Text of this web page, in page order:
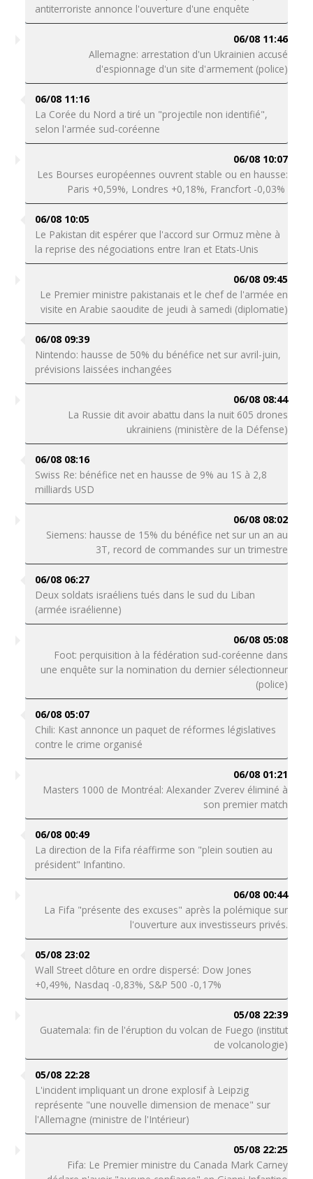
antiterroriste annonce l'ouverture d'une enquête
06/08 11:46
Allemagne: arrestation d'un Ukrainien accusé
d'espionnage d'un site d'armement (police)
06/08 11:16
La Corée du Nord a tiré un "projectile non identifié",
selon l'armée sud-coréenne
06/08 10:07
Les Bourses européennes ouvrent stable ou en hausse:
Paris +0,59%, Londres +0,18%, Francfort -0,03%
06/08 10:05
Le Pakistan dit espérer que l'accord sur Ormuz mène à
la reprise des négociations entre Iran et Etats-Unis
06/08 09:45
Le Premier ministre pakistanais et le chef de l'armée en
visite en Arabie saoudite de jeudi à samedi (diplomatie)
06/08 09:39
Nintendo: hausse de 50% du bénéfice net sur avril-juin,
prévisions laissées inchangées
06/08 08:44
La Russie dit avoir abattu dans la nuit 605 drones
ukrainiens (ministère de la Défense)
06/08 08:16
Swiss Re: bénéfice net en hausse de 9% au 1S à 2,8
milliards USD
06/08 08:02
Siemens: hausse de 15% du bénéfice net sur un an au
3T, record de commandes sur un trimestre
06/08 06:27
Deux soldats israéliens tués dans le sud du Liban
(armée israélienne)
06/08 05:08
Foot: perquisition à la fédération sud-coréenne dans
une enquête sur la nomination du dernier sélectionneur
(police)
06/08 05:07
Chili: Kast annonce un paquet de réformes législatives
contre le crime organisé
06/08 01:21
Masters 1000 de Montréal: Alexander Zverev éliminé à
son premier match
06/08 00:49
La direction de la Fifa réaffirme son "plein soutien au
président" Infantino.
06/08 00:44
La Fifa "présente des excuses" après la polémique sur
l'ouverture aux investisseurs privés.
05/08 23:02
Wall Street clôture en ordre dispersé: Dow Jones
+0,49%, Nasdaq -0,83%, S&P 500 -0,17%
05/08 22:39
Guatemala: fin de l'éruption du volcan de Fuego (institut
de volcanologie)
05/08 22:28
L'incident impliquant un drone explosif à Leipzig
représente "une nouvelle dimension de menace" sur
l'Allemagne (ministre de l'Intérieur)
05/08 22:25
Fifa: Le Premier ministre du Canada Mark Carney